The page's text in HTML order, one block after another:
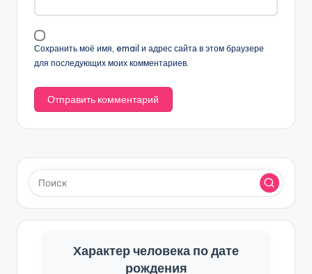
Сохранить моё имя, email и адрес сайта в этом браузере
для последующих моих комментариев.
Характер человека по дате
рождения